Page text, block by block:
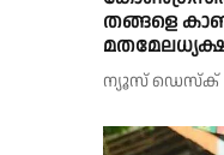
തങ്ങളെ
ന്യൂസ് ഡെസ്ക്